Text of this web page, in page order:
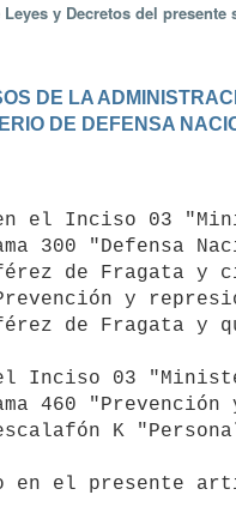
y Decretos del
DE LA
DE DEFENSA
300 "Defensa
de Fragata y
y
de Fragata y
460
escalafón K